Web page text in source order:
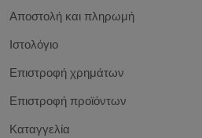
Αποστολή και πληρωμή
Ιστολόγιο
Επιστροφή χρημάτων
Επιστροφή προϊόντων
Καταγγελία